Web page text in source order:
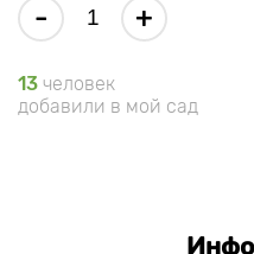
- +
13 человек
добавили в мой сад